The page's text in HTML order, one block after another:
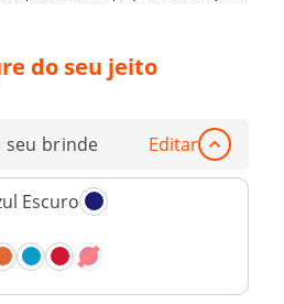
do seu jeito
seu brinde Editar
Escuro